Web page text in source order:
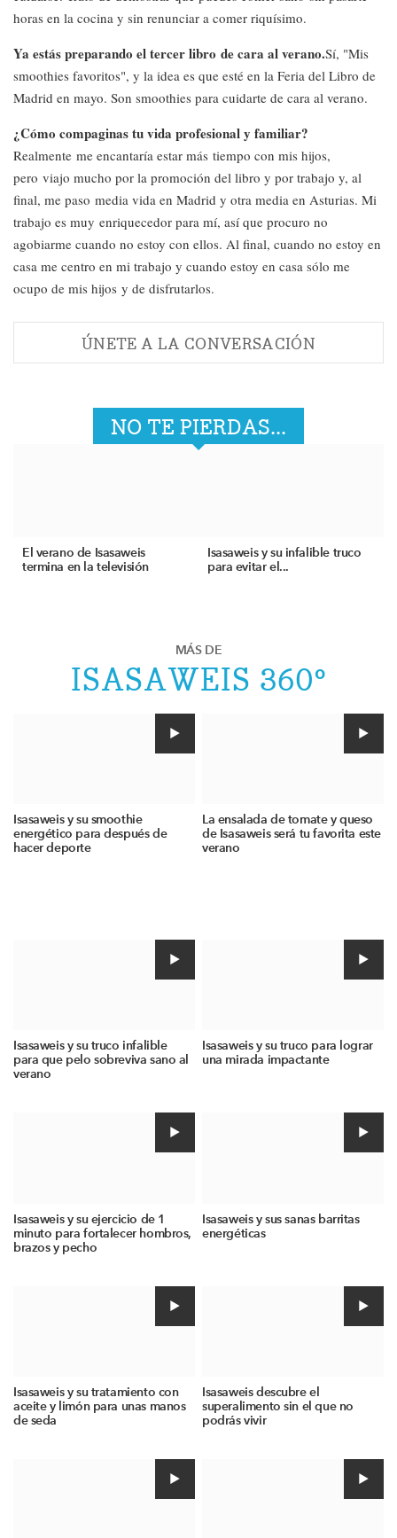
horas en la cocina y sin renunciar a comer riquísimo.
Ya estás preparando el tercer libro de cara al verano.Sí, "Mis
smoothies favoritos", y la idea es que esté en la Feria del Libro de
Madrid en mayo. Son smoothies para cuidarte de cara al verano.
¿Cómo compaginas tu vida profesional y familiar?
Realmente me encantaría estar más tiempo con mis hijos,
pero viajo mucho por la promoción del libro y por trabajo y, al
final, me paso media vida en Madrid y otra media en Asturias. Mi
trabajo es muy enriquecedor para mí, así que procuro no
agobiarme cuando no estoy con ellos. Al final, cuando no estoy en
casa me centro en mi trabajo y cuando estoy en casa sólo me
ocupo de mis hijos y de disfrutarlos.
ÚNETE A LA CONVERSACIÓN
NO TE PIERDAS...
El verano de Isasaweis
termina en la televisión
Isasaweis y su infalible truco
para evitar el...
MÁS DE
ISASAWEIS 360º
Isasaweis y su smoothie
energético para después de
hacer deporte
La ensalada de tomate y queso
de Isasaweis será tu favorita este
verano
Isasaweis y su truco infalible
para que pelo sobreviva sano al
verano
Isasaweis y su truco para lograr
una mirada impactante
Isasaweis y su ejercicio de 1
minuto para fortalecer hombros,
brazos y pecho
Isasaweis y sus sanas barritas
energéticas
Isasaweis y su tratamiento con
aceite y limón para unas manos
de seda
Isasaweis descubre el
superalimento sin el que no
podrás vivir